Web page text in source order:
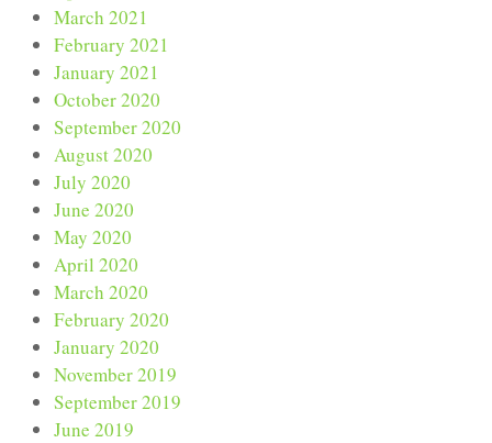
March 2021
February 2021
January 2021
October 2020
September 2020
August 2020
July 2020
June 2020
May 2020
April 2020
March 2020
February 2020
January 2020
November 2019
September 2019
June 2019